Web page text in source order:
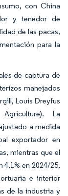
con China
y tenedor de
de las pacas,
para la
de captura de
manejados
Louis Dreyfus
La
a medida
exportador en
mientras que el
en 2024/25,
e interior
de la industria y